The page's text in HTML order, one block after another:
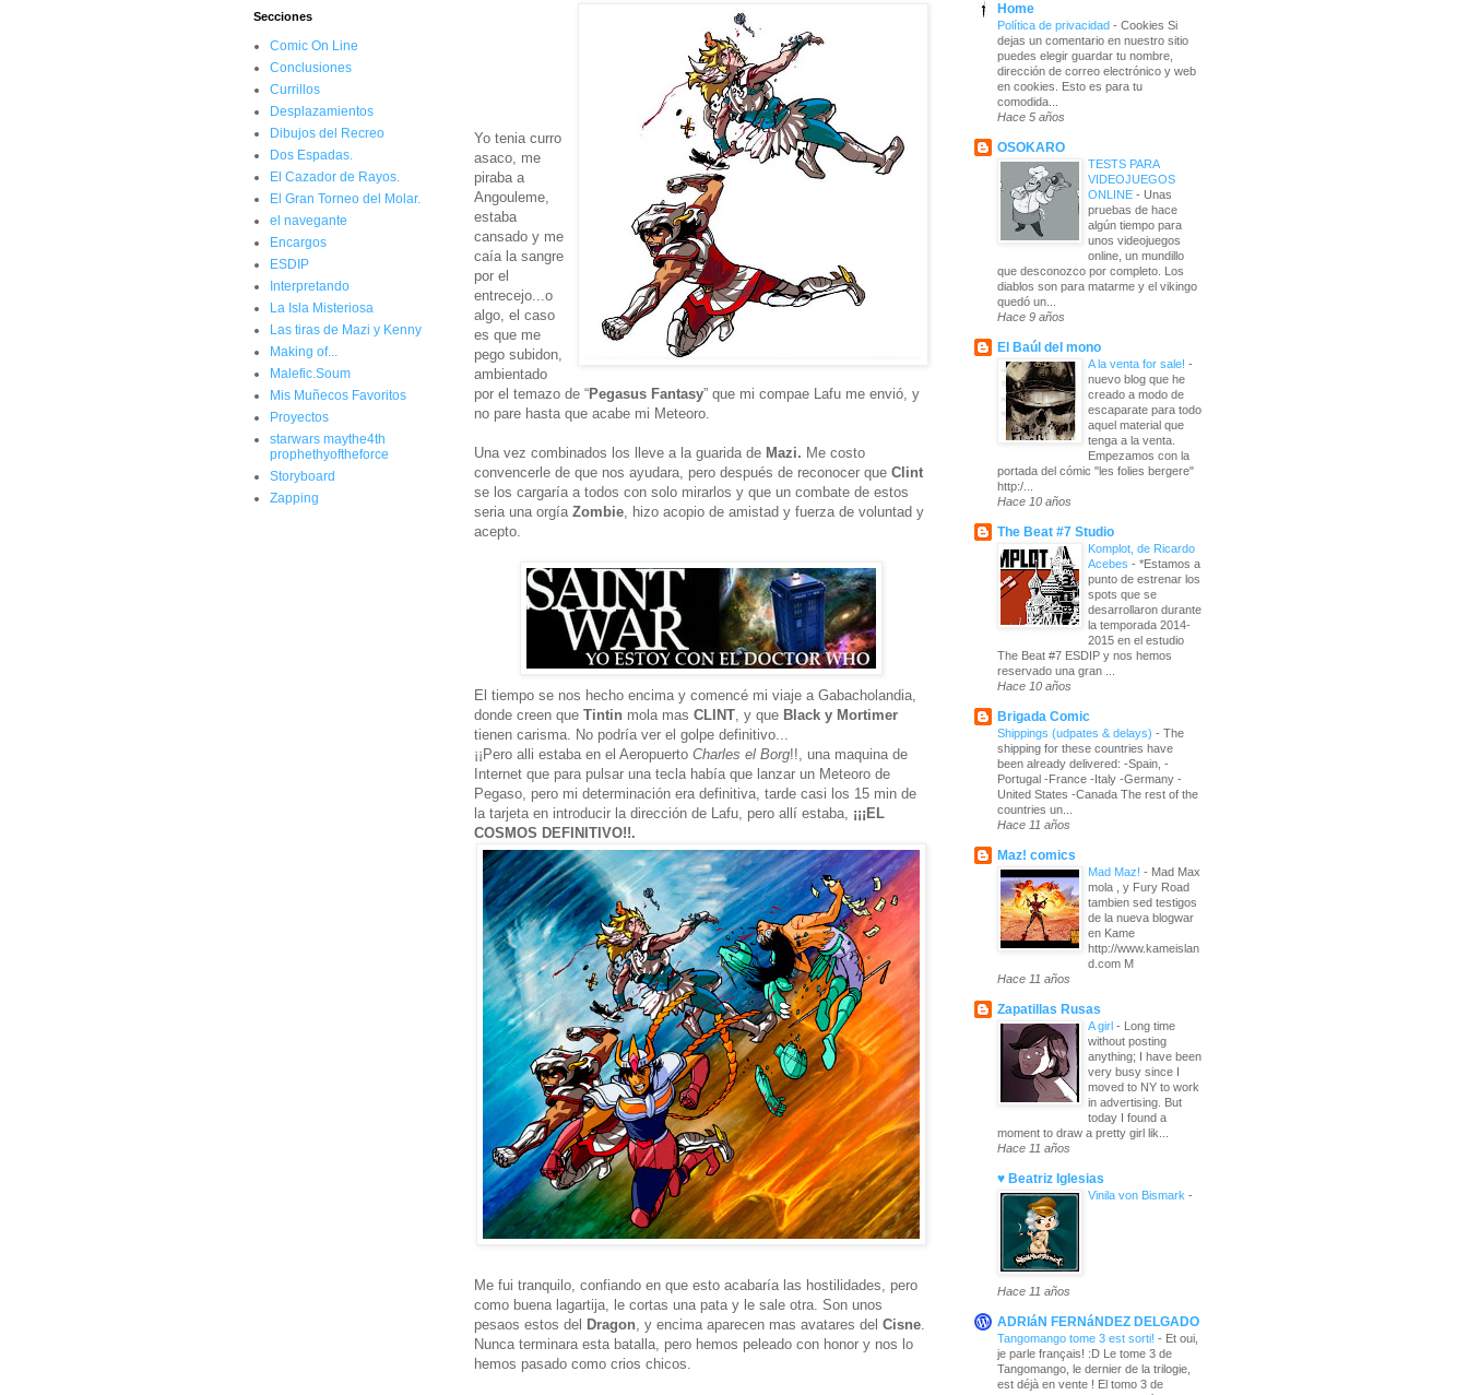
Yo tenia curro
asaco, me
piraba a
Angouleme,
estaba
cansado y me
caía la sangre
por el
entrecejo...o
algo, el caso
es que me
pego subidon,
ambientado
por el temazo de “Pegasus Fantasy” que mi compae Lafu me envió, y
no pare hasta que acabe mi Meteoro.
Una vez combinados los lleve a la guarida de Mazi. Me costo
convencerle de que nos ayudara, pero después de reconocer que Clint
se los cargaría a todos con solo mirarlos y que un combate de estos
seria una orgía Zombie, hizo acopio de amistad y fuerza de voluntad y
acepto.
El tiempo se nos hecho encima y comencé mi viaje a Gabacholandia,
donde creen que Tintin mola mas CLINT, y que Black y Mortimer
tienen carisma. No podría ver el golpe definitivo...
¡¡Pero alli estaba en el Aeropuerto Charles el Borg!!, una maquina de
Internet que para pulsar una tecla había que lanzar un Meteoro de
Pegaso, pero mi determinación era definitiva, tarde casi los 15 min de
la tarjeta en introducir la dirección de Lafu, pero allí estaba, ¡¡¡EL
COSMOS DEFINITIVO!!.
Me fui tranquilo, confiando en que esto acabaría las hostilidades, pero
como buena lagartija, le cortas una pata y le sale otra. Son unos
pesaos estos del Dragon, y encima aparecen mas avatares del Cisne.
Nunca terminara esta batalla, pero hemos peleado con honor y nos lo
hemos pasado como crios chicos.
Secciones
Comic On Line
Conclusiones
Currillos
Desplazamientos
Dibujos del Recreo
Dos Espadas.
El Cazador de Rayos.
El Gran Torneo del Molar.
el navegante
Encargos
ESDIP
Interpretando
La Isla Misteriosa
Las tiras de Mazi y Kenny
Making of...
Malefic.Soum
Mis Muñecos Favoritos
Proyectos
starwars maythe4th
prophethyoftheforce
Storyboard
Zapping
Home
Política de privacidad - Cookies Si
dejas un comentario en nuestro sitio
puedes elegir guardar tu nombre,
dirección de correo electrónico y web
en cookies. Esto es para tu
comodida...
Hace 5 años
OSOKARO
TESTS PARA
VIDEOJUEGOS
ONLINE - Unas
pruebas de hace
algún tiempo para
unos videojuegos
online, un mundillo
que desconozco por completo. Los
diablos son para matarme y el vikingo
quedó un...
Hace 9 años
El Baúl del mono
A la venta for sale! -
nuevo blog que he
creado a modo de
escaparate para todo
aquel material que
tenga a la venta.
Empezamos con la
portada del cómic "les folies bergere"
http:/...
Hace 10 años
The Beat #7 Studio
Komplot, de Ricardo
Acebes - *Estamos a
punto de estrenar los
spots que se
desarrollaron durante
la temporada 2014-
2015 en el estudio
The Beat #7 ESDIP y nos hemos
reservado una gran ...
Hace 10 años
Brigada Comic
Shippings (udpates & delays) - The
shipping for these countries have
been already delivered: -Spain, -
Portugal -France -Italy -Germany -
United States -Canada The rest of the
countries un...
Hace 11 años
Maz! comics
Mad Maz! - Mad Max
mola , y Fury Road
tambien sed testigos
de la nueva blogwar
en Kame
http://www.kameislan
d.com M
Hace 11 años
Zapatillas Rusas
A girl -
Long time
without posting
anything; I have been
very busy since I
moved to NY to work
in advertising. But
today I found a
moment to draw a pretty girl lik...
Hace 11 años
♥ Beatriz Iglesias
Vinila von Bismark -
Hace 11 años
ADRIáN FERNáNDEZ DELGADO
Tangomango tome 3 est sorti! - Et oui,
je parle français! :D Le tome 3 de
Tangomango, le dernier de la trilogie,
est déjà en vente ! El tomo 3 de